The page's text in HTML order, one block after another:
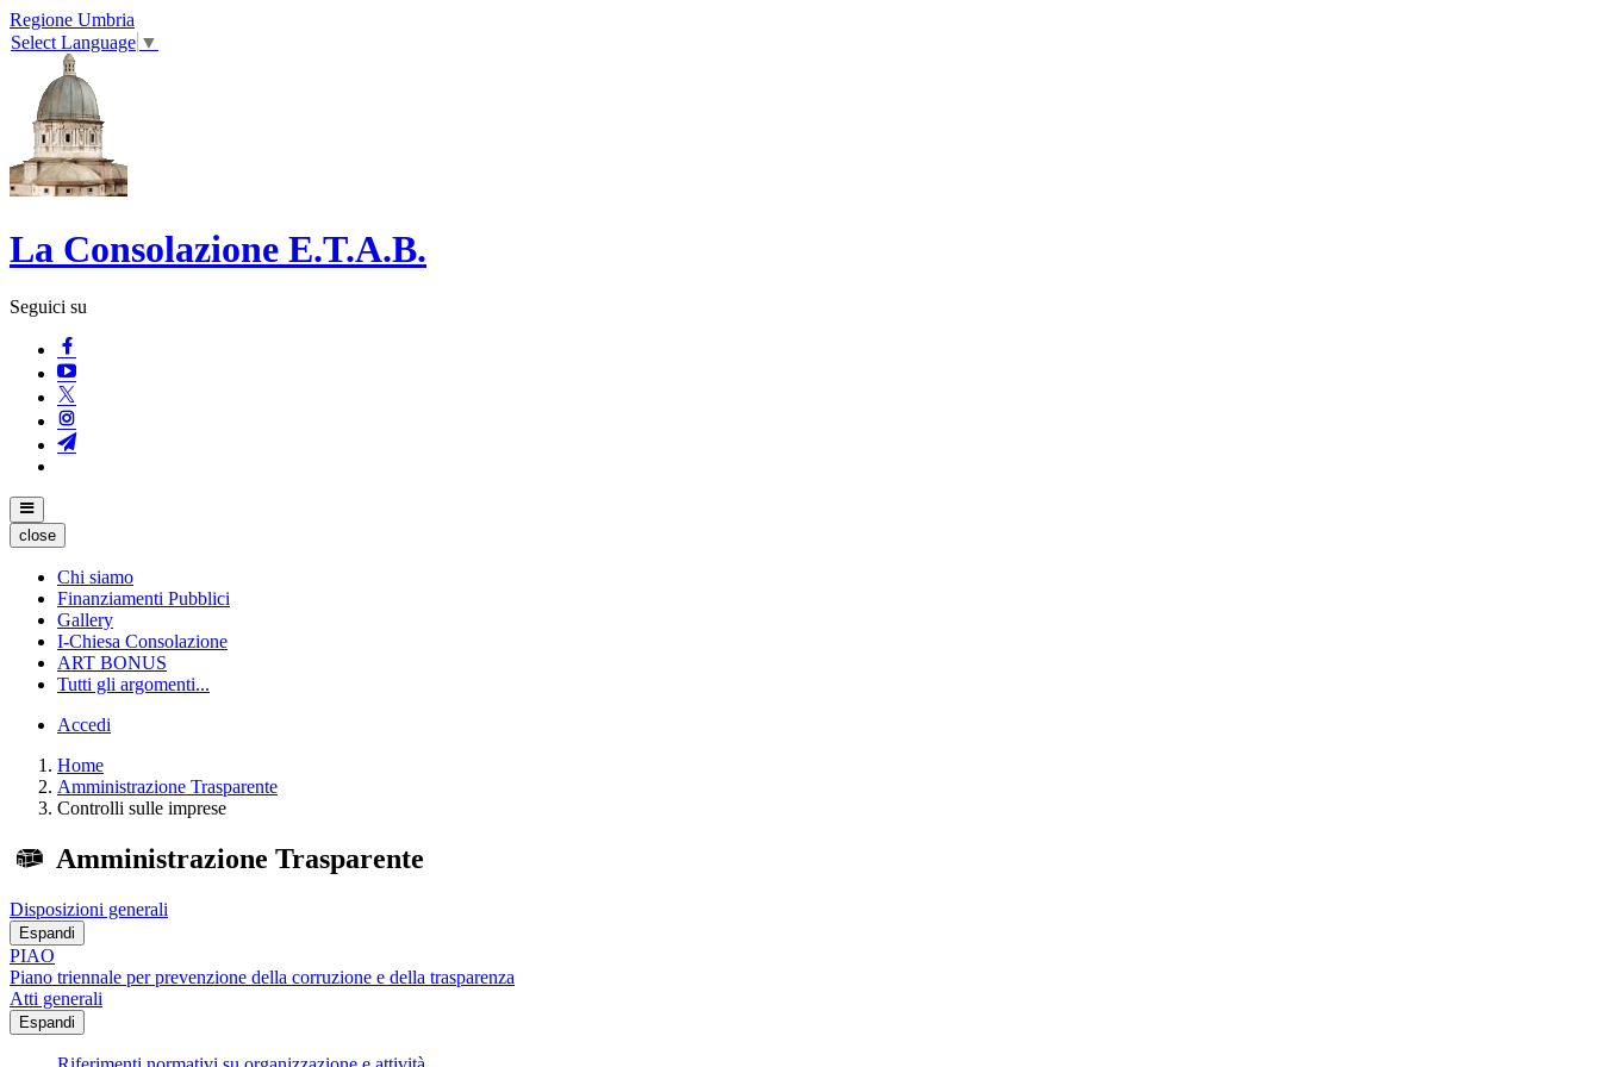
Regione Umbria
Select Language ▼
La Consolazione E.T.A.B.
Seguici su
close
Chi siamo
Finanziamenti Pubblici
Gallery
I-Chiesa Consolazione
ART BONUS
Tutti gli argomenti...
Accedi
Home
Amministrazione Trasparente
Controlli sulle imprese
Amministrazione Trasparente
Disposizioni generali
Espandi
PIAO
Piano triennale per prevenzione della corruzione e della trasparenza
Atti generali
Espandi